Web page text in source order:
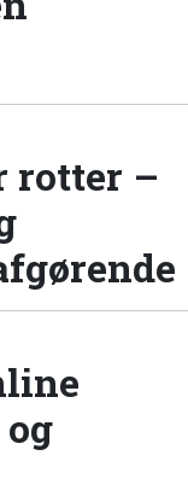
rotter –